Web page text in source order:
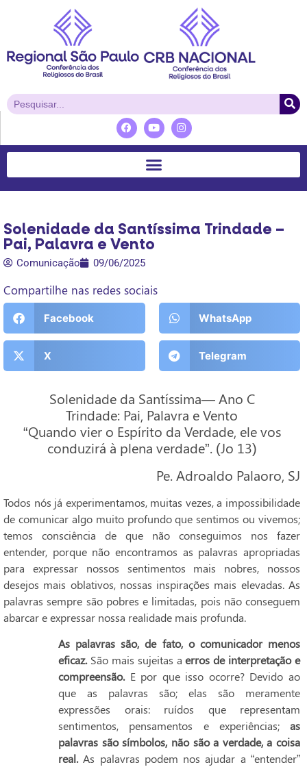
Solenidade da Santíssima Trindade –
Pai, Palavra e Vento
Comunicação 09/06/2025
Compartilhe nas redes sociais
Facebook WhatsApp
X Telegram
Solenidade da Santíssima— Ano C
Trindade: Pai, Palavra e Vento
“Quando vier o Espírito da Verdade, ele vos
conduzirá à plena verdade”. (Jo 13)
Pe. Adroaldo Palaoro, SJ
Todos nós já experimentamos, muitas vezes, a impossibilidade
de comunicar algo muito profundo que sentimos ou vivemos;
temos consciência de que não conseguimos nos fazer
entender, porque não encontramos as palavras apropriadas
para expressar nossos sentimentos mais nobres, nossos
desejos mais oblativos, nossas inspirações mais elevadas. As
palavras sempre são pobres e limitadas, pois não conseguem
abarcar e expressar nossa realidade mais profunda.
As palavras são, de fato, o comunicador menos
eficaz.São mais sujeitas aerros de interpretação e
compreensão.E por que isso ocorre? Devido ao
que as palavras são; elas são meramente
expressões orais: ruídos que representam
sentimentos, pensamentos e experiências; as
palavras são símbolos, não são a verdade, a coisa
real.As palavras podem nos ajudar a “entender”